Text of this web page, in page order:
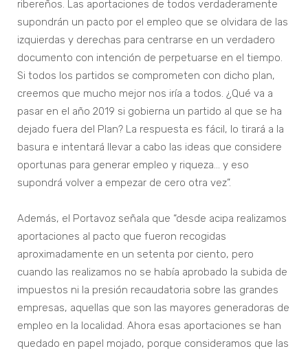
ribereños. Las aportaciones de todos verdaderamente
supondrán un pacto por el empleo que se olvidara de las
izquierdas y derechas para centrarse en un verdadero
documento con intención de perpetuarse en el tiempo.
Si todos los partidos se comprometen con dicho plan,
creemos que mucho mejor nos iría a todos. ¿Qué va a
pasar en el año 2019 si gobierna un partido al que se ha
dejado fuera del Plan? La respuesta es fácil, lo tirará a la
basura e intentará llevar a cabo las ideas que considere
oportunas para generar empleo y riqueza… y eso
supondrá volver a empezar de cero otra vez”.
Además, el Portavoz señala que “desde acipa realizamos
aportaciones al pacto que fueron recogidas
aproximadamente en un setenta por ciento, pero
cuando las realizamos no se había aprobado la subida de
impuestos ni la presión recaudatoria sobre las grandes
empresas, aquellas que son las mayores generadoras de
empleo en la localidad. Ahora esas aportaciones se han
quedado en papel mojado, porque consideramos que las